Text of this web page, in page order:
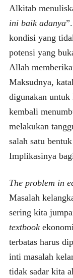
Alkitab
ini baik adanya
kondisi yang
potensi yang
Allah
Maksudnya,
digunakan untuk
kembali
melakukan
salah satu
Implikasinya
The problem in
Masalah
sering kita
textbook
terbatas harus
inti masalah
tidak sadar kita